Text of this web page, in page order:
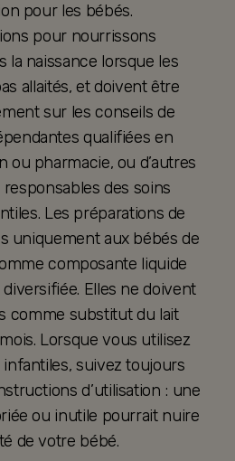
pour les bébés.
pour nourrissons
la naissance lorsque les
allaités, et doivent être
sur les conseils de
qualifiées en
ou pharmacie, ou d’autres
des soins
Les préparations de
uniquement aux bébés de
composante liquide
Elles ne doivent
comme substitut du lait
Lorsque vous utilisez
suivez toujours
d’utilisation : une
ou inutile pourrait nuire
de votre bébé.